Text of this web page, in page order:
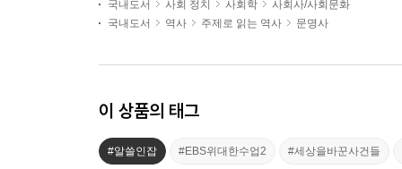
국내도서
사회 정치 사회학
사회사/사회문화
국내도서
역사 주제로 읽는 역사 문명사
이 상품의 태그
#알쓸인잡 #EBS위대한수업2 #세상을바꾼사건들